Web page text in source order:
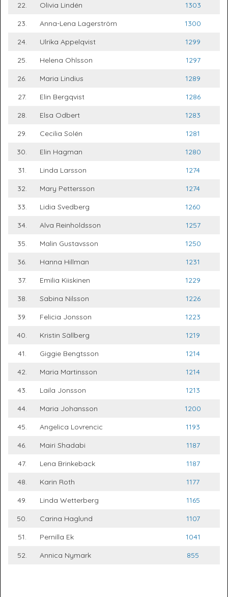
22.
Olivia Lindén
1303
23.
Anna-Lena Lagerström
1300
24.
Ulrika Appelqvist
1299
25.
Helena Ohlsson
1297
26.
Maria Lindius
1289
27.
Elin Bergqvist
1286
28.
Elsa Odbert
1283
29.
Cecilia Solén
1281
30.
Elin Hagman
1280
31.
Linda Larsson
1274
32.
Mary Pettersson
1274
33.
Lidia Svedberg
1260
34.
Alva Reinholdsson
1257
35.
Malin Gustavsson
1250
36.
Hanna Hillman
1231
37.
Emilia Kiiskinen
1229
38.
Sabina Nilsson
1226
39.
Felicia Jonsson
1223
40.
Kristin Sällberg
1219
41.
Giggie Bengtsson
1214
42.
Maria Martinsson
1214
43.
Laila Jonsson
1213
44.
Maria Johansson
1200
45.
Angelica Lovrencic
1193
46.
Mairi Shadabi
1187
47.
Lena Brinkeback
1187
48.
Karin Roth
1177
49.
Linda Wetterberg
1165
50.
Carina Haglund
1107
51.
Pernilla Ek
1041
52.
Annica Nymark 855